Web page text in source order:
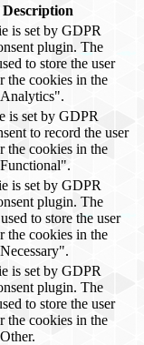
Description
is set by GDPR
plugin. The
to store the user
the cookies in the
is set by GDPR
to record the user
the cookies in the
is set by GDPR
plugin. The
to store the user
the cookies in the
is set by GDPR
plugin. The
to store the user
the cookies in the